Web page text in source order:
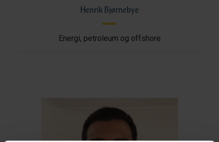
Henrik Bjørnebye
Energi, petroleum og offshore